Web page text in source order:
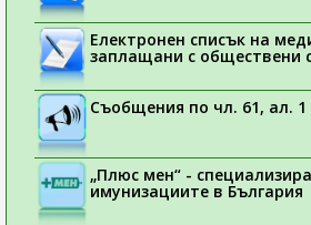
Електронен списък на
заплащани с обществени
Съобщения по чл. 61, ал.
„Плюс мен“ -
имунизациите в България